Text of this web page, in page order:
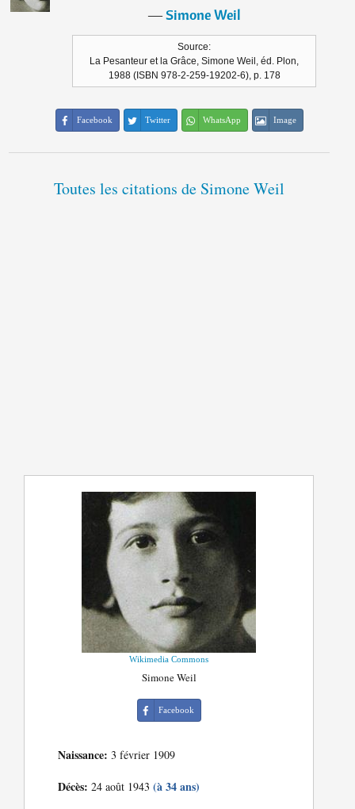
―Simone Weil
Source:
La Pesanteur et la Grâce, Simone Weil, éd. Plon,
1988 (ISBN 978-2-259-19202-6), p. 178
Facebook Twitter WhatsApp Image
Toutes les citations de Simone Weil
Wikimedia Commons
Simone Weil
Facebook
Naissance: 3 février 1909
Décès: 24 août 1943(à 34 ans)